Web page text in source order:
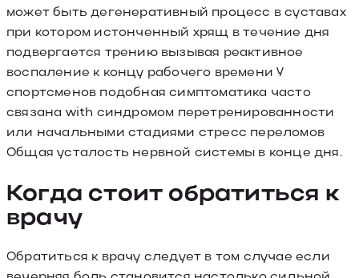
может быть дегенеративный процесс в суставах
при котором истонченный хрящ в течение дня
подвергается трению вызывая реактивное
воспаление к концу рабочего времени У
спортсменов подобная симптоматика часто
связана with синдромом перетренированности
или начальными стадиями стресс переломов
Общая усталость нервной системы в конце дня.
Когда стоит обратиться к
врачу
Обратиться к врачу следует в том случае если